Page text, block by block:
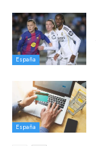
España
España